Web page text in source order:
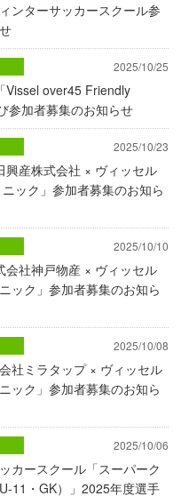
ンターサッカースクール参
2025/10/25
Vissel over45 Friendly
参加者募集のお知らせ
2025/10/23
興産株式会社 × ヴィッセル
ック」参加者募集のお知ら
2025/10/10
会社神戸物産 × ヴィッセル
ック」参加者募集のお知ら
2025/10/08
社ミラタップ × ヴィッセル
ック」参加者募集のお知ら
2025/10/06
カースクール「スーパーク
11・GK）」2025年度選手